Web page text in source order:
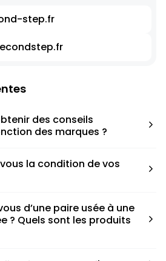
step.fr
des conseils
des marques ?
appropriée, que ce soit une taille
correspondant à votre taille
la condition de vos
chaque paire.
d’une paire usée à une
? Quels sont les produits